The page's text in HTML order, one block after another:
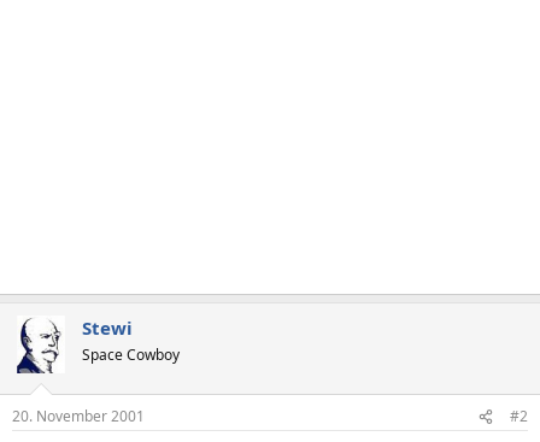
Stewi
Space Cowboy
20. November 2001 #2